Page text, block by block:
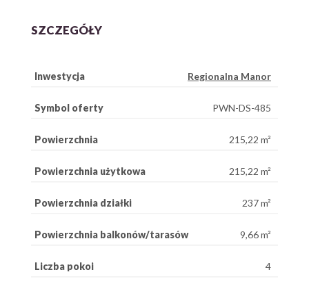
SZCZEGÓŁY
Inwestycja Regionalna Manor
Symbol oferty PWN-DS-485
Powierzchnia 215,22 m²
Powierzchnia użytkowa 215,22 m²
Powierzchnia działki 237 m²
Powierzchnia balkonów/tarasów 9,66 m²
Liczba pokoi 4